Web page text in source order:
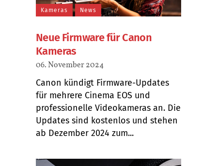
Kameras News
Neue Firmware für Canon
Kameras
06. November 2024
Canon kündigt Firmware-Updates
für mehrere Cinema EOS und
professionelle Videokameras an. Die
Updates sind kostenlos und stehen
ab Dezember 2024 zum...